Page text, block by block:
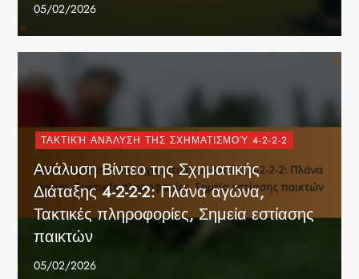
05/02/2026
ΤΑΚΤΙΚΉ ΑΝΆΛΥΣΗ ΤΗΣ ΣΧΗΜΑΤΙΣΜΟΎ 4-2-2-2
Ανάλυση Βίντεο της Σχηματικής
Διάταξης 4-2-2-2: Πλάνα αγώνα,
Τακτικές πληροφορίες, Σημεία εστίασης
παικτών
05/02/2026